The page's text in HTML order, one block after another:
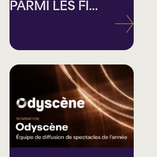
PARMI LES FI...